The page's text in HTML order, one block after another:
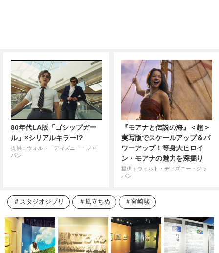
80年代LA版「ゴシップガー
ル」×シリアルキラー!?
提供：ウォルト・ディズニー・ジャ
パン
『モアナと伝説の海』＜超＞
実写版でスケールアップ＆パ
ワーアップ！等身大ヒロイ
ン・モアナの魅力を深掘り
提供：ウォルト・ディズニー・ジャ
パン
スタジオジブリ 風立ちぬ 宮崎駿